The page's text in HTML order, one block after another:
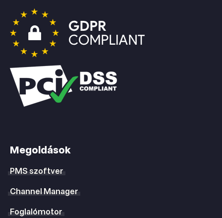
Megoldások
PMS szoftver
Channel Manager
Foglalómotor